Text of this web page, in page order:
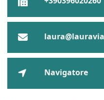
Navigatore